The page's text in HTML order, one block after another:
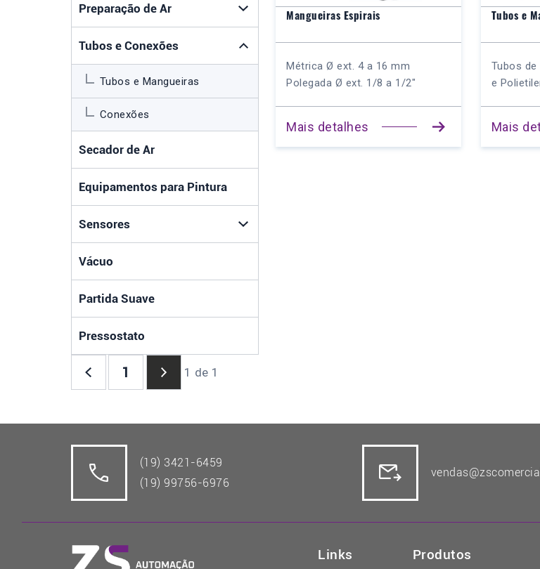
Preparação de Ar
Tubos e Conexões
Tubos e Mangueiras
Conexões
Secador de Ar
Equipamentos para Pintura
Sensores
Vácuo
Partida Suave
Pressostato
Mangueiras Espirais
Métrica Ø ext. 4 a 16 mm
Polegada Ø ext. 1/8 a 1/2″
Mais detalhes
Tubos e
Tubos
e
Mais
1 1 de 1
(19) 3421-6459
(19) 99756-6976
Links Produtos